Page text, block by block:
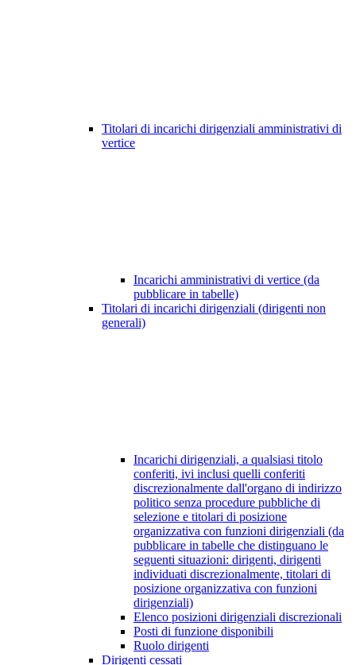
Titolari di incarichi dirigenziali amministrativi di
vertice
Incarichi amministrativi di vertice (da
pubblicare in tabelle)
Titolari di incarichi dirigenziali (dirigenti non
generali)
Incarichi dirigenziali, a qualsiasi titolo
conferiti, ivi inclusi quelli conferiti
discrezionalmente dall'organo di indirizzo
politico senza procedure pubbliche di
selezione e titolari di posizione
organizzativa con funzioni dirigenziali (da
pubblicare in tabelle che distinguano le
seguenti situazioni: dirigenti, dirigenti
individuati discrezionalmente, titolari di
posizione organizzativa con funzioni
dirigenziali)
Elenco posizioni dirigenziali discrezionali
Posti di funzione disponibili
Ruolo dirigenti
Dirigenti cessati